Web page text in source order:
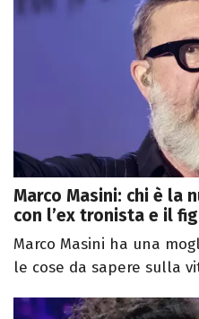
Marco Masini: chi è la
con l’ex tronista e il
Marco Masini ha una
le cose da sapere sulla